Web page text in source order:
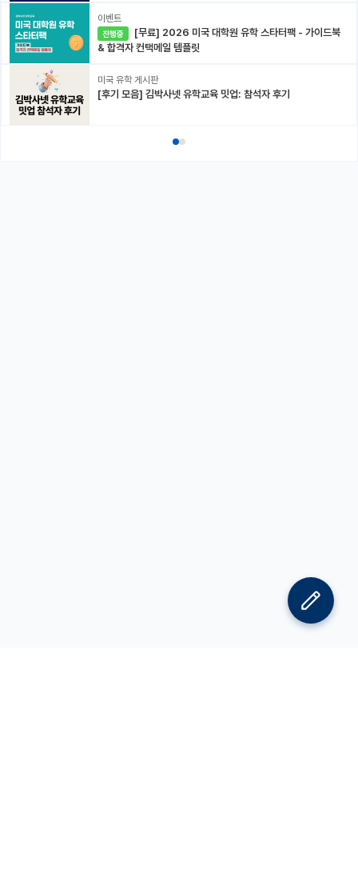
이벤트
진행중
& 합격자 컨택메일 템플릿
미국 유학 게시판
[후기 모음] 김박사넷 유학교육 밋업: 참석자 후기